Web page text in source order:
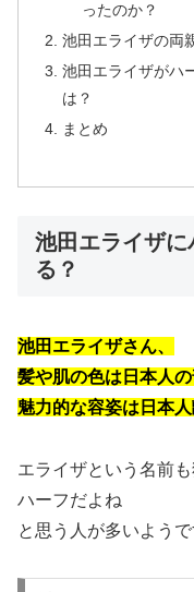
ったのか？
池田エライザの両
池田エライザがハ
は？
まとめ
池田エライザ
る？
池田エライザさん、
髪や肌の色は日本人の
魅力的な容姿は日本人
エライザという名前も
ハーフだよね
と思う人が多いようで